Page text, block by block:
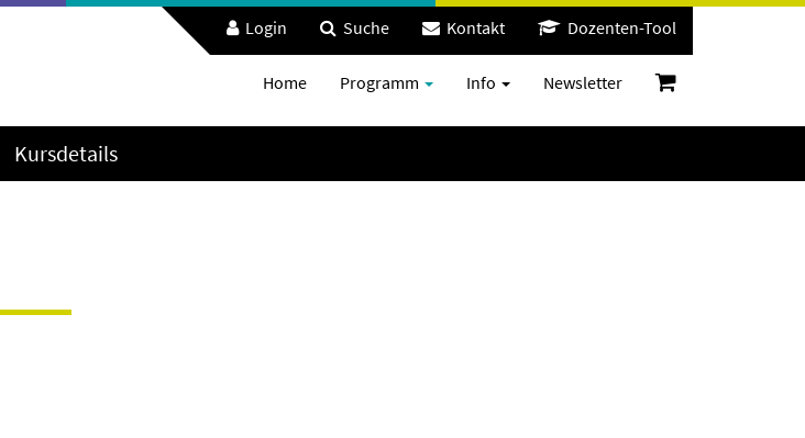
Login Suche Kontakt Dozenten-Tool
Home Programm Info Newsletter
Kursdetails